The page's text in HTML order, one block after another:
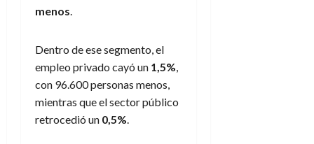
menos
Dentro de ese segmento, el
empleo privado cayó un 1,5%
con 96.600 personas menos,
mientras que el sector público
retrocedió un 0,5%